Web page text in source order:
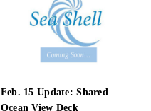
Feb. 15 Update: Shared
Ocean View Deck